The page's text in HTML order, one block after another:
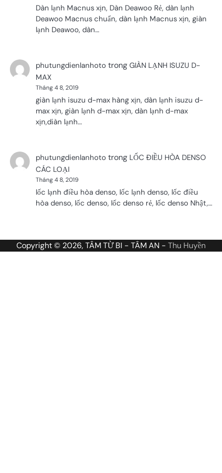
Dàn lạnh Macnus xịn, Dàn Deawoo Rẻ, dàn lạnh
Deawoo Macnus chuẩn, dàn lạnh Macnus xịn, giàn
lạnh Deawoo, dàn…
phutungdienlanhoto trong GIÀN LẠNH ISUZU D-
MAX
Tháng 4 8, 2019
giàn lạnh isuzu d-max hàng xịn, dàn lạnh isuzu d-
max xịn, giàn lạnh d-max xịn, dàn lạnh d-max
xịn,diàn lạnh…
phutungdienlanhoto trong LỐC ĐIỀU HÒA DENSO
CÁC LOẠI
Tháng 4 8, 2019
lốc lạnh điều hòa denso, lốc lạnh denso, lốc điều
hòa denso, lốc denso, lốc denso rẻ, lốc denso Nhật,…
Copyright © 2026, TÂM TỪ BI - TÂM AN - Thu Huyền